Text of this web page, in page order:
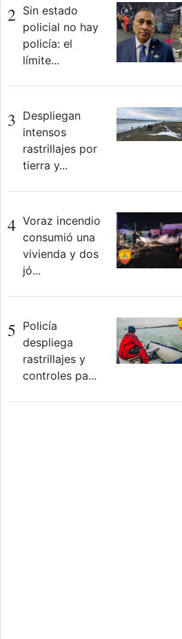
2 Sin estado
policial no hay
policía: el
límite...
3 Despliegan
intensos
rastrillajes por
tierra y...
4 Voraz incendio
consumió una
vivienda y dos
jó...
5 Policía
despliega
rastrillajes y
controles pa...